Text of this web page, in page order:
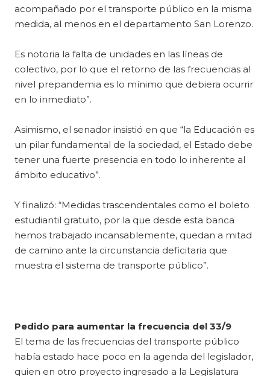
acompañado por el transporte público en la misma
medida, al menos en el departamento San Lorenzo.
Es notoria la falta de unidades en las líneas de
colectivo, por lo que el retorno de las frecuencias al
nivel prepandemia es lo mínimo que debiera ocurrir
en lo inmediato”.
Asimismo, el senador insistió en que “la Educación es
un pilar fundamental de la sociedad, el Estado debe
tener una fuerte presencia en todo lo inherente al
ámbito educativo”.
Y finalizó: “Medidas trascendentales como el boleto
estudiantil gratuito, por la que desde esta banca
hemos trabajado incansablemente, quedan a mitad
de camino ante la circunstancia deficitaria que
muestra el sistema de transporte público”.
Pedido para aumentar la frecuencia del 33/9
El tema de las frecuencias del transporte público
había estado hace poco en la agenda del legislador,
quien en otro proyecto ingresado a la Legislatura